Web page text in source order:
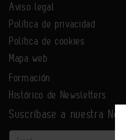
Aviso legal
Política de privacidad
Política de cookies
Mapa web
Formación
Histórico de Newsletters
Suscríbase a nuestra
Email